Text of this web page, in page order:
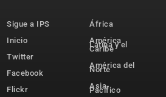
Sigue a IPS
Inicio
Twitter
Facebook
Flickr
África
América
Latina y el
Caribe
América del
Norte
Asia-
Pacífico